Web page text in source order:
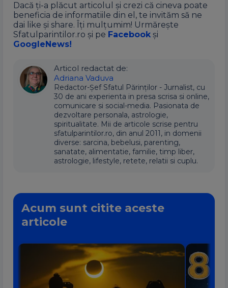
Dacă ți-a plăcut articolul și crezi că cineva poate
beneficia de informatiile din el, te invităm să ne
dai like și share. Îți mulțumim! Urmărește
Sfatulparintilor.ro și pe Facebook și
GoogleNews!
Articol redactat de:
Adriana Vaduva
Redactor-Șef Sfatul Părinților - Jurnalist, cu
30 de ani experienta in presa scrisa si online,
comunicare si social-media. Pasionata de
dezvoltare personala, astrologie,
spiritualitate. Mii de articole scrise pentru
sfatulparintilor.ro, din anul 2011, in domenii
diverse: sarcina, bebelusi, parenting,
sanatate, alimentatie, familie, timp liber,
astrologie, lifestyle, retete, relatii si cuplu.
Acum sunt citite aceste
articole